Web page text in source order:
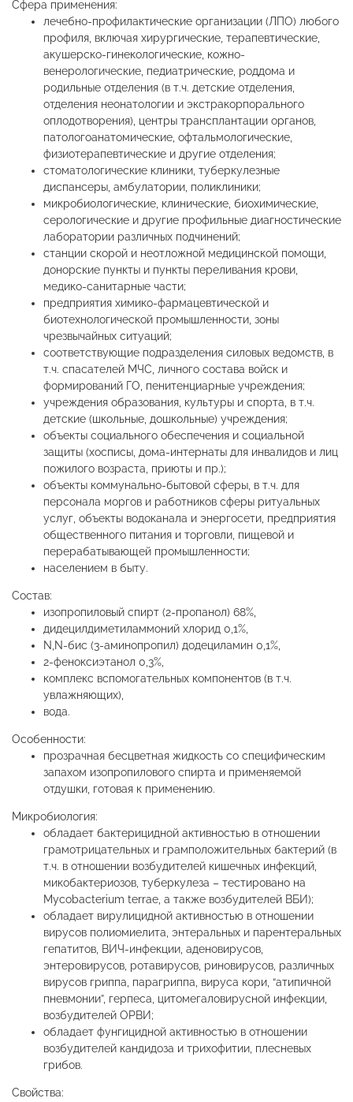
Сфера применения:
лечебно-профилактические организации (ЛПО) любого
профиля, включая хирургические, терапевтические,
акушерско-гинекологические, кожно-
венерологические, педиатрические, роддома и
родильные отделения (в т.ч. детские отделения,
отделения неонатологии и экстракорпорального
оплодотворения), центры трансплантации органов,
патологоанатомические, офтальмологические,
физиотерапевтические и другие отделения;
стоматологические клиники, туберкулезные
диспансеры, амбулатории, поликлиники;
микробиологические, клинические, биохимические,
серологические и другие профильные диагностические
лаборатории различных подчинений;
станции скорой и неотложной медицинской помощи,
донорские пункты и пункты переливания крови,
медико-санитарные части;
предприятия химико-фармацевтической и
биотехнологической промышленности, зоны
чрезвычайных ситуаций;
соответствующие подразделения силовых ведомств, в
т.ч. спасателей МЧС, личного состава войск и
формирований ГО, пенитенциарные учреждения;
учреждения образования, культуры и спорта, в т.ч.
детские (школьные, дошкольные) учреждения;
объекты социального обеспечения и социальной
защиты (хосписы, дома-интернаты для инвалидов и лиц
пожилого возраста, приюты и пр.);
объекты коммунально-бытовой сферы, в т.ч. для
персонала моргов и работников сферы ритуальных
услуг, объекты водоканала и энергосети, предприятия
общественного питания и торговли, пищевой и
перерабатывающей промышленности;
населением в быту.
Состав:
изопропиловый спирт (2-пропанол) 68%,
дидецилдиметиламмоний хлорид 0,1%,
N,N-бис (3-аминопропил) додециламин 0,1%,
2-феноксиэтанол 0,3%,
комплекс вспомогательных компонентов (в т.ч.
увлажняющих),
вода.
Особенности:
прозрачная бесцветная жидкость со специфическим
запахом изопропилового спирта и применяемой
отдушки, готовая к применению.
Микробиология:
обладает бактерицидной активностью в отношении
грамотрицательных и грамположительных бактерий (в
т.ч. в отношении возбудителей кишечных инфекций,
микобактериозов, туберкулеза – тестировано на
Mycobacterium terrae, а также возбудителей ВБИ);
обладает вирулицидной активностью в отношении
вирусов полиомиелита, энтеральных и парентеральных
гепатитов, ВИЧ-инфекции, аденовирусов,
энтеровирусов, ротавирусов, риновирусов, различных
вирусов гриппа, парагриппа, вируса кори, “атипичной
пневмонии”, герпеса, цитомегаловирусной инфекции,
возбудителей ОРВИ;
обладает фунгицидной активностью в отношении
возбудителей кандидоза и трихофитии, плесневых
грибов.
Свойства: